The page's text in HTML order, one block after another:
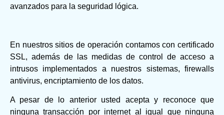
avanzados para la seguridad lógica.
En nuestros sitios de operación contamos con certificado
SSL, además de las medidas de control de acceso a
intrusos implementados a nuestros sistemas, firewalls
antivirus, encriptamiento de los datos.
A pesar de lo anterior usted acepta y reconoce que
ninguna transacción por internet al igual que ninguna